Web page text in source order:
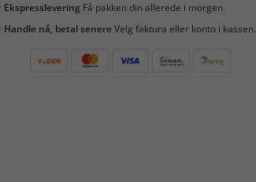
EkspressleveringFå pakken din allerede i morgen.
Handle nå, betal senereVelg faktura eller konto i kassen.